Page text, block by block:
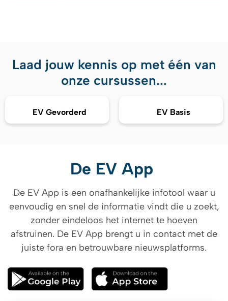
Laad jouw kennis op met één van
onze cursussen...
EV Gevorderd EV Basis
De EV App
De EV App is een onafhankelijke infotool waar u
eenvoudig en snel de informatie vindt die u zoekt,
zonder eindeloos het internet te hoeven
afstruinen. De EV App brengt u in contact met de
juiste fora en betrouwbare nieuwsplatforms.